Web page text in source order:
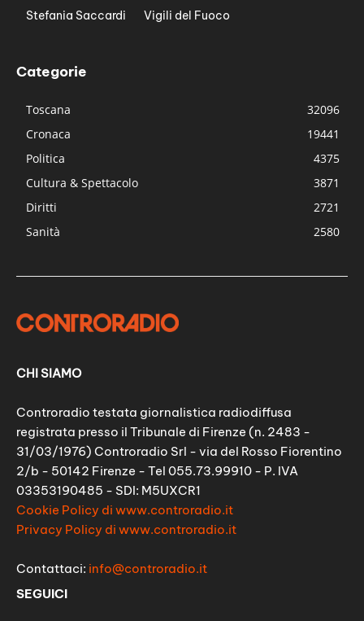
Stefania Saccardi
Vigili del Fuoco
Categorie
Toscana
32096
Cronaca
19441
Politica
4375
Cultura & Spettacolo
3871
Diritti
2721
Sanità
2580
CHI SIAMO
Controradio testata giornalistica radiodiffusa
registrata presso il Tribunale di Firenze (n. 2483 -
31/03/1976) Controradio Srl - via del Rosso Fiorentino
2/b - 50142 Firenze - Tel 055.73.99910 - P. IVA
03353190485 - SDI: M5UXCR1
Cookie Policy di www.controradio.it
Privacy Policy di www.controradio.it
Contattaci: info@controradio.it
SEGUICI